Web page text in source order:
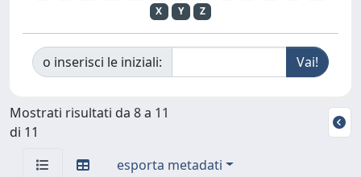
X
Y Z
o inserisci le iniziali:
Mostrati risultati da 8 a 11
di 11
esporta metadati